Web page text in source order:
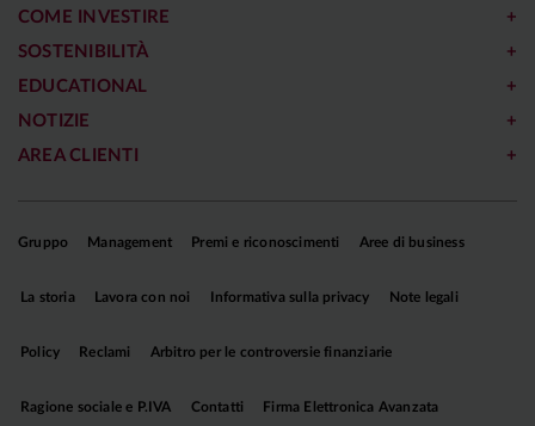
COME INVESTIRE
SOSTENIBILITÀ
EDUCATIONAL
NOTIZIE
AREA CLIENTI
Gruppo Management Premi e riconoscimenti Aree di business
La storia Lavora con noi Informativa sulla privacy Note legali
Policy Reclami Arbitro per le controversie finanziarie
Ragione sociale e P.IVA Contatti Firma Elettronica Avanzata